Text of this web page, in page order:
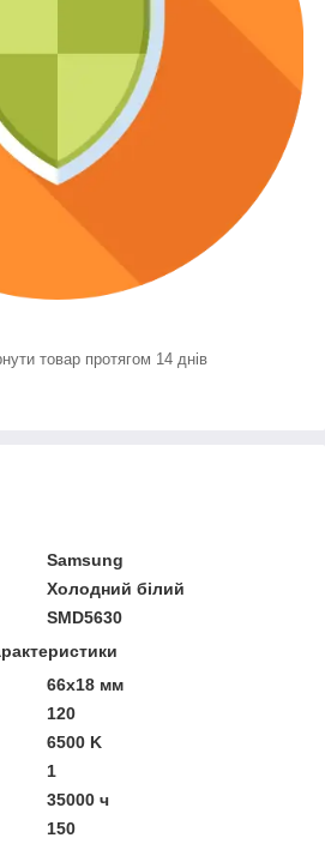
товар протягом 14 днів
Samsung
Холодний білий
SMD5630
66x18 мм
120
6500 K
1
35000 ч
150